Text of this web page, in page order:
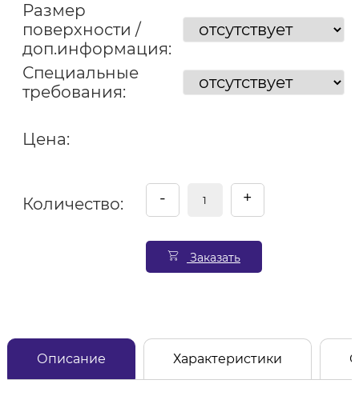
Размер
поверхности /
доп.информация:
Специальные
требования:
Цена:
Количество: - +
Заказать
Описание Характеристики